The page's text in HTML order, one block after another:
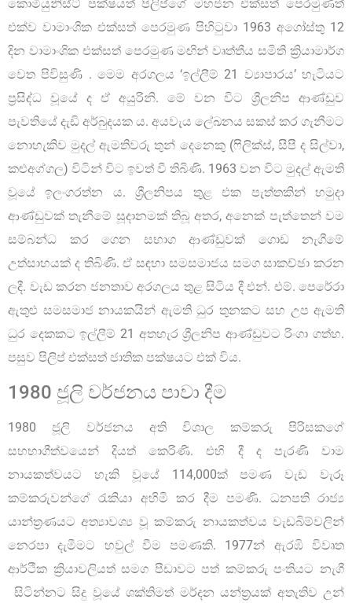
කොමියුනිස්ට් පක්ෂයත් පිලිප්ගේ මහජන එක්සත් පෙරමුණත්
එක්ව වාමාංශික එක්සත් පෙරමුණ පිහිටුවා 1963 අගෝස්තු 12
දින වාමාංශික එක්සත් පෙරමුණ මඟින් වෘත්තීය සමිති ක්‍රියාමාර්ග
වෙත පිවිසුණි . මෙම අරගලය ‘ඉල්ලීම් 21 ව්‍යාපාරය’ හැටියට
ප්‍රසිද්ධ වූයේ ද ඒ අයුරිනි. මේ වන විට ශ්‍රීලනිප ආණ්ඩුව
පැවතියේ දැඩි අර්බුදයක ය. අයවැය ලේඛනය සකස් කර ගැනීමට
නොහැකිව මුදල් ඇමතිවරු තුන් දෙනෙකු (ෆිලික්ස්, සීපී ද සිල්වා,
කළුඅග්ගල) විටින් විට ඉවත් වී තිබිණි. 1963 වන විට මුදල් ඇමති
වූයේ ඉලංගරත්න ය. ශ්‍රීලනිපය තුළ එක පැත්තකින් හමුදා
ආණ්ඩුවක් තැනීමේ සූදානමක් තිබූ අතර, අනෙක් පැත්තෙන් වම
සම්බන්ධ කර‌ ගෙන සභාග ආණ්ඩුවක් ගොඩ නැගීමේ
උත්සාහයක් ද තිබිණි. ඒ සඳහා සමසමාජය සමග සාකච්ඡා කරන
ලදී. වැඩ කරන ජනතාව අරගලය තුළ සිටිය දී එන්. එම්. පෙරේරා
ඇතුළු සමසමාජ නායකයින් ඇමති ධුර තුනකට සහ උප ඇමති
ධුර දෙකකට ඉල්ලීම් 21 අතහැර ශ්‍රීලනිප ආණ්ඩුවට රිංගා ගත්හ.
පසුව පිලිප් එක්සත් ජාතික පක්ෂයට එක් විය.
1980 ජූලි වර්ජනය පාවා දීම
1980 ජූලි වර්ජනය අති විශාල කම්කරු පිරිසකගේ
සහභාගීත්වයෙන් දියත් කෙරිණි. එහි දී ද පැරණි වාම
නායකත්වයට හැකි වූයේ 114,000ක් පමණ වැඩ වැරූ
කම්කරුවන්ගේ රැකියා අහිමි කර දීම පමණි. ධනපති රාජ්‍ය
යාන්ත්‍රණයට අත්‍යාවශ්‍ය වූ කම්කරු නායකත්වය වැඩබිම්වලින්
නෙරපා දැමීමට හවුල් වීම පමණකි. 1977න් ඇරඹි විවෘත
ආර්ථික ක්‍රියාවලියත් සමග පීඩාවට පත් කම්කරු පංතියට නැගී
සිටින්නට සිදු වූයේ ශක්තිමත් මර්දන යන්ත්‍රයක් අතැතිව උන්